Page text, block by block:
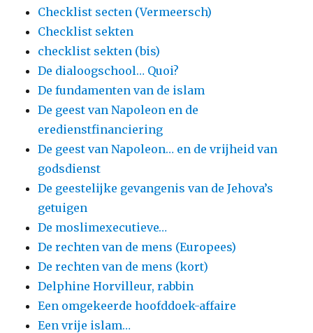
Checklist secten (Vermeersch)
Checklist sekten
checklist sekten (bis)
De dialoogschool… Quoi?
De fundamenten van de islam
De geest van Napoleon en de
eredienstfinanciering
De geest van Napoleon… en de vrijheid van
godsdienst
De geestelijke gevangenis van de Jehova’s
getuigen
De moslimexecutieve…
De rechten van de mens (Europees)
De rechten van de mens (kort)
Delphine Horvilleur, rabbin
Een omgekeerde hoofddoek-affaire
Een vrije islam…